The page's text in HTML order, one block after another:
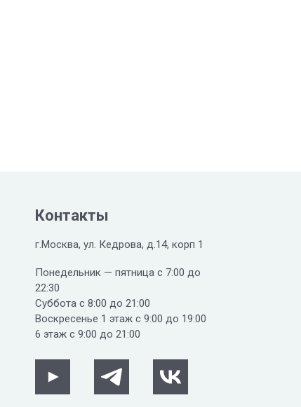
Контакты
г.Москва, ул. Кедрова, д.14, корп 1
Понедельник — пятница с 7:00 до
22:30
Суббота с 8:00 до 21:00
Воскресенье 1 этаж с 9:00 до 19:00
6 этаж с 9:00 до 21:00